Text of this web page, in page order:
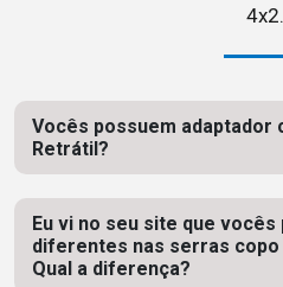
4x2.
Vocês possuem adaptador
Retrátil?
Eu vi no seu site que
diferentes nas serras
Qual a diferença?